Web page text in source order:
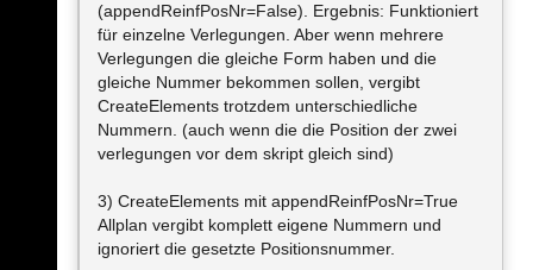
(appendReinfPosNr=False). Ergebnis: Funktioniert
für einzelne Verlegungen. Aber wenn mehrere
Verlegungen die gleiche Form haben und die
gleiche Nummer bekommen sollen, vergibt
CreateElements trotzdem unterschiedliche
Nummern. (auch wenn die die Position der zwei
verlegungen vor dem skript gleich sind)
3) CreateElements mit appendReinfPosNr=True
Allplan vergibt komplett eigene Nummern und
ignoriert die gesetzte Positionsnummer.